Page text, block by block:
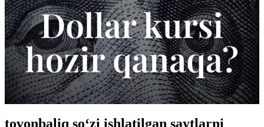
tovonbaliq so‘zi ishlatilgan saytlarni